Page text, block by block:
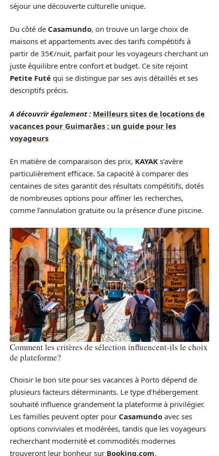
séjour une découverte culturelle unique.
Du côté de Casamundo, on trouve un large choix de
maisons et appartements avec des tarifs compétitifs à
partir de 35€/nuit, parfait pour les voyageurs cherchant un
juste équilibre entre confort et budget. Ce site rejoint
Petite Futé qui se distingue par ses avis détaillés et ses
descriptifs précis.
A découvrir également : Meilleurs sites de locations de
vacances pour Guimarães : un guide pour les
voyageurs
En matière de comparaison des prix, KAYAK s’avère
particulièrement efficace. Sa capacité à comparer des
centaines de sites garantit des résultats compétitifs, dotés
de nombreuses options pour affiner les recherches,
comme l’annulation gratuite ou la présence d’une piscine.
Comment les critères de sélection influencent-ils le choix
de plateforme?
Choisir le bon site pour ses vacances à Porto dépend de
plusieurs facteurs déterminants. Le type d’hébergement
souhaité influence grandement la plateforme à privilégier.
Les familles peuvent opter pour Casamundo avec ses
options conviviales et modérées, tandis que les voyageurs
recherchant modernité et commodités modernes
trouveront leur bonheur sur Booking.com.